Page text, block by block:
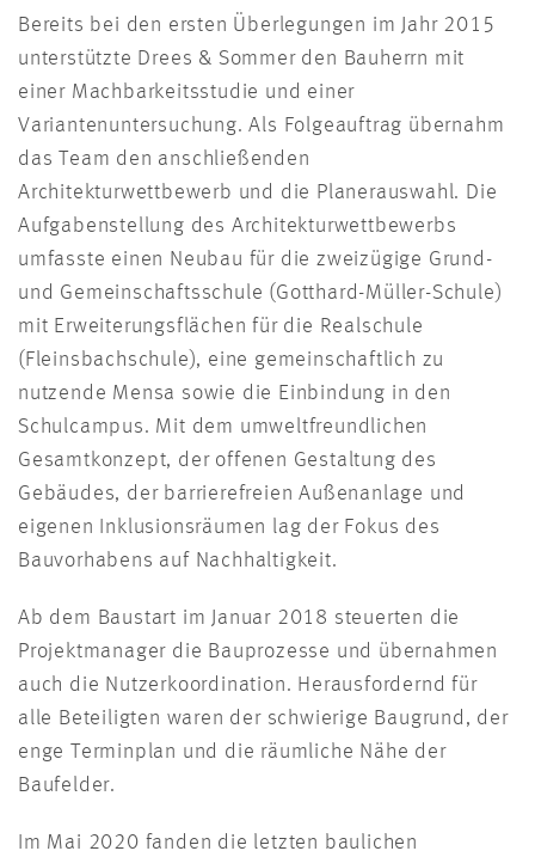
Bereits bei den ersten Überlegungen im Jahr 2015
unterstützte Drees & Sommer den Bauherrn mit
einer Machbarkeitsstudie und einer
Variantenuntersuchung. Als Folgeauftrag übernahm
das Team den anschließenden
Architekturwettbewerb und die Planerauswahl. Die
Aufgabenstellung des Architekturwettbewerbs
umfasste einen Neubau für die zweizügige Grund-
und Gemeinschaftsschule (Gotthard-Müller-Schule)
mit Erweiterungsflächen für die Realschule
(Fleinsbachschule), eine gemeinschaftlich zu
nutzende Mensa sowie die Einbindung in den
Schulcampus. Mit dem umweltfreundlichen
Gesamtkonzept, der offenen Gestaltung des
Gebäudes, der barrierefreien Außenanlage und
eigenen Inklusionsräumen lag der Fokus des
Bauvorhabens auf Nachhaltigkeit.
Ab dem Baustart im Januar 2018 steuerten die
Projektmanager die Bauprozesse und übernahmen
auch die Nutzerkoordination. Herausfordernd für
alle Beteiligten waren der schwierige Baugrund, der
enge Terminplan und die räumliche Nähe der
Baufelder.
Im Mai 2020 fanden die letzten baulichen